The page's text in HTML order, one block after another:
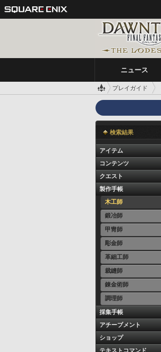
ニュース
プレイガイド
検索結果
アイテム
コンテンツ
クエスト
製作手帳
木工師
鍛冶師
甲冑師
彫金師
革細工師
裁縫師
錬金術師
調理師
採集手帳
アチーブメント
ショップ
テキストコマンド